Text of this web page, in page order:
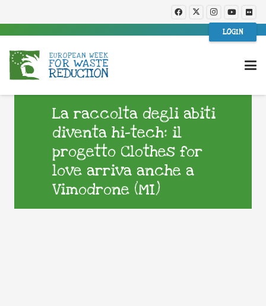
LOGIN
La raccolta degli abiti
diventa hi-tech: il
progetto Clothes for
love arriva anche a
Vimodrone (MI)